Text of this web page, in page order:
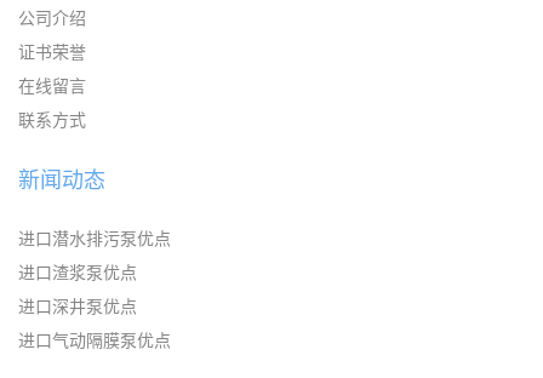
公司介绍
证书荣誉
在线留言
联系方式
新闻动态
进口潜水排污泵优点
进口渣浆泵优点
进口深井泵优点
进口气动隔膜泵优点